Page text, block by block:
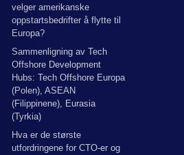
velger amerikanske
oppstartsbedrifter å flytte til
Europa?
Sammenligning av Tech
Offshore Development
Hubs: Tech Offshore Europa
(Polen), ASEAN
(Filippinene), Eurasia
(Tyrkia)
Hva er de største
utfordringene for CTO-er og